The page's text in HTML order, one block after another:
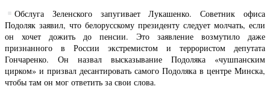
Обслуга Зеленского запугивает Лукашенко. Советник офиса
Подоляк заявил, что белорусскому президенту следует молчать, если
он хочет дожить до пенсии. Это заявление возмутило даже
признанного в России экстремистом и террористом депутата
Гончаренко. Он назвал высказывание Подоляка «чушпанским
цирком» и призвал десантировать самого Подоляка в центре Минска,
чтобы там он мог ответить за свои слова.